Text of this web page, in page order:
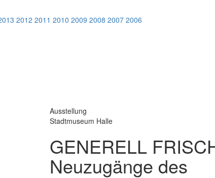
2012 2011 2010 2009 2008 2007 2006
Ausstellung
Stadtmuseum Halle
GENERELL FRISCH
Neuzugänge des